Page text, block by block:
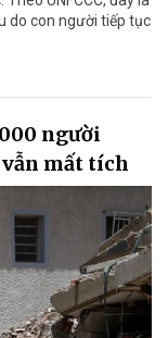
do con người tiếp tục
người
mất tích